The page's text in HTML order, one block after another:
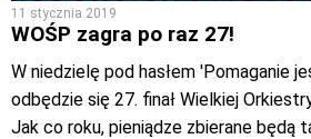
11 stycznia 2019
WOŚP zagra po raz 27!
W niedzielę pod hasłem 'Pomaganie
odbędzie się 27. finał Wielkiej
Jak co roku, pieniądze zbierane będą